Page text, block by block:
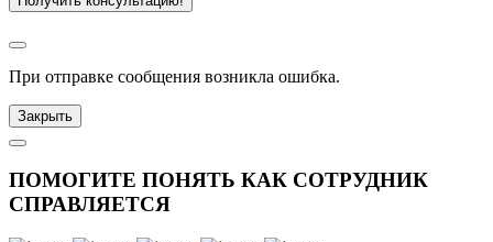
При отправке сообщения возникла ошибка.
ПОМОГИТЕ ПОНЯТЬ КАК СОТРУДНИК
СПРАВЛЯЕТСЯ